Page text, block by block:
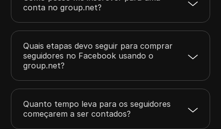
conta no group.net?
Quais etapas devo seguir para comprar
seguidores no Facebook usando o
group.net?
Quanto tempo leva para os seguidores
começarem a ser contados?